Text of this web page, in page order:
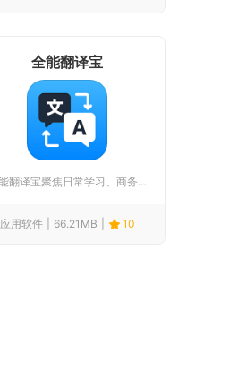
全能翻译宝
全能翻译宝聚焦日常学习、商务办公与境外出行的语言沟通需求，整...
应用软件 66.21MB 10